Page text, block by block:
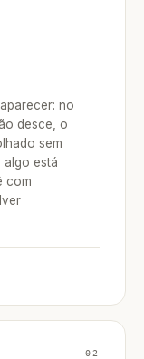
no
desce, o
sem
algo está
com
02